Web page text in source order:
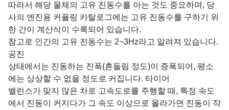
따라서 해당 물체의 고유 진동수를 아는 것도 중요하며, 당
사의 엔진용 커플링 카탈로그에는 고유 진동수를 구하기 위
한 간이 계산식이 수록되어 있습니다.
참고로 인간의 고유 진동수는 2~3Hz라고 알려져 있습니다.
공진
상태에서는 진동하는 진폭(흔들림 정도)이 증폭되어, 평소
에는 상상할 수 없을 정도로 커집니다. 타이어
밸런스가 맞지 않은 차로 고속도로를 주행할 때, 특정 속도
에서 진동이 커지다가 그 속도 이상으로 올라가면 진동이 작